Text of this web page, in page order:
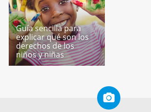
Guía sencilla para
explicar qué son los
derechos de los
niños y niñas